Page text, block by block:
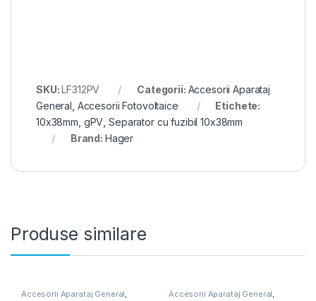
SKU:LF312PV Categorii: Accesorii Aparataj
General Accesorii Fotovoltaice
Etichete:
10x38mm gPV ,Separator cu fuzibil 10x38mm
Brand: Hager
Produse similare
Accesorii Aparataj General, Accesorii Aparataj General,